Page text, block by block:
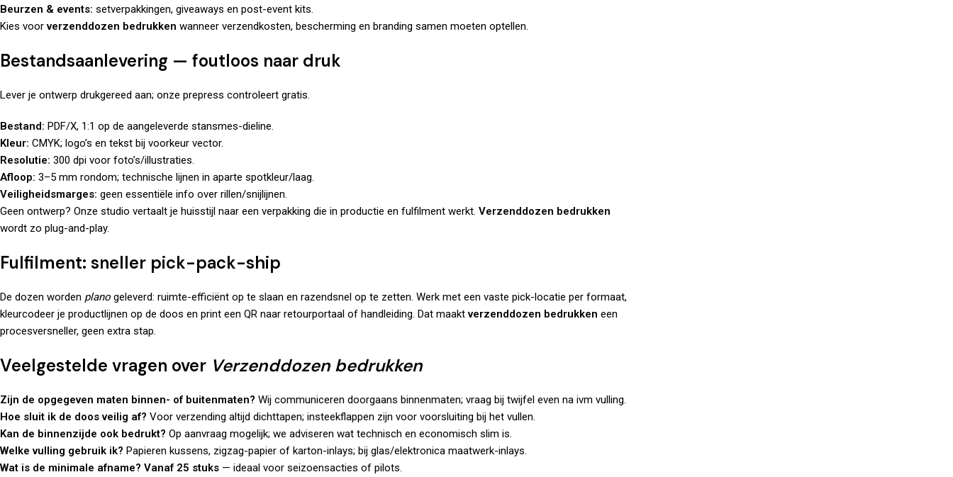
Beurzen & events: setverpakkingen, giveaways en post-event kits.
Kies voorverzenddozen bedrukken wanneer verzendkosten, bescherming en branding samen moeten optellen.
Bestandsaanlevering — foutloos naar druk
Lever je ontwerp drukgereed aan; onze prepress controleert gratis.
Bestand: PDF/X, 1:1 op de aangeleverde stansmes-dieline.
Kleur: CMYK; logo’s en tekst bij voorkeur vector.
Resolutie: 300 dpi voor foto’s/illustraties.
Afloop: 3–5 mm rondom; technische lijnen in aparte spotkleur/laag.
Veiligheidsmarges: geen essentiële info over rillen/snijlijnen.
Geen ontwerp? Onze studio vertaalt je huisstijl naar een verpakking die in productie en fulfilment werkt. Verzenddozen bedrukken
wordt zo plug-and-play.
Fulfilment: sneller pick-pack-ship
De dozen worden plano geleverd: ruimte-efficiënt op te slaan en razendsnel op te zetten. Werk met een vaste pick-locatie per formaat,
kleurcodeer je productlijnen op de doos en print een QR naar retourportaal of handleiding. Dat maaktverzenddozen bedrukken een
procesversneller, geen extra stap.
Veelgestelde vragen over Verzenddozen bedrukken
Zijn de opgegeven maten binnen- of buitenmaten? Wij communiceren doorgaans binnenmaten; vraag bij twijfel even na ivm vulling.
Hoe sluit ik de doos veilig af? Voor verzending altijd dichttapen; insteekflappen zijn voor voorsluiting bij het vullen.
Kan de binnenzijde ook bedrukt? Op aanvraag mogelijk; we adviseren wat technisch en economisch slim is.
Welke vulling gebruik ik? Papieren kussens, zigzag-papier of karton-inlays; bij glas/elektronica maatwerk-inlays.
Wat is de minimale afname? Vanaf 25 stuks — ideaal voor seizoensacties of pilots.